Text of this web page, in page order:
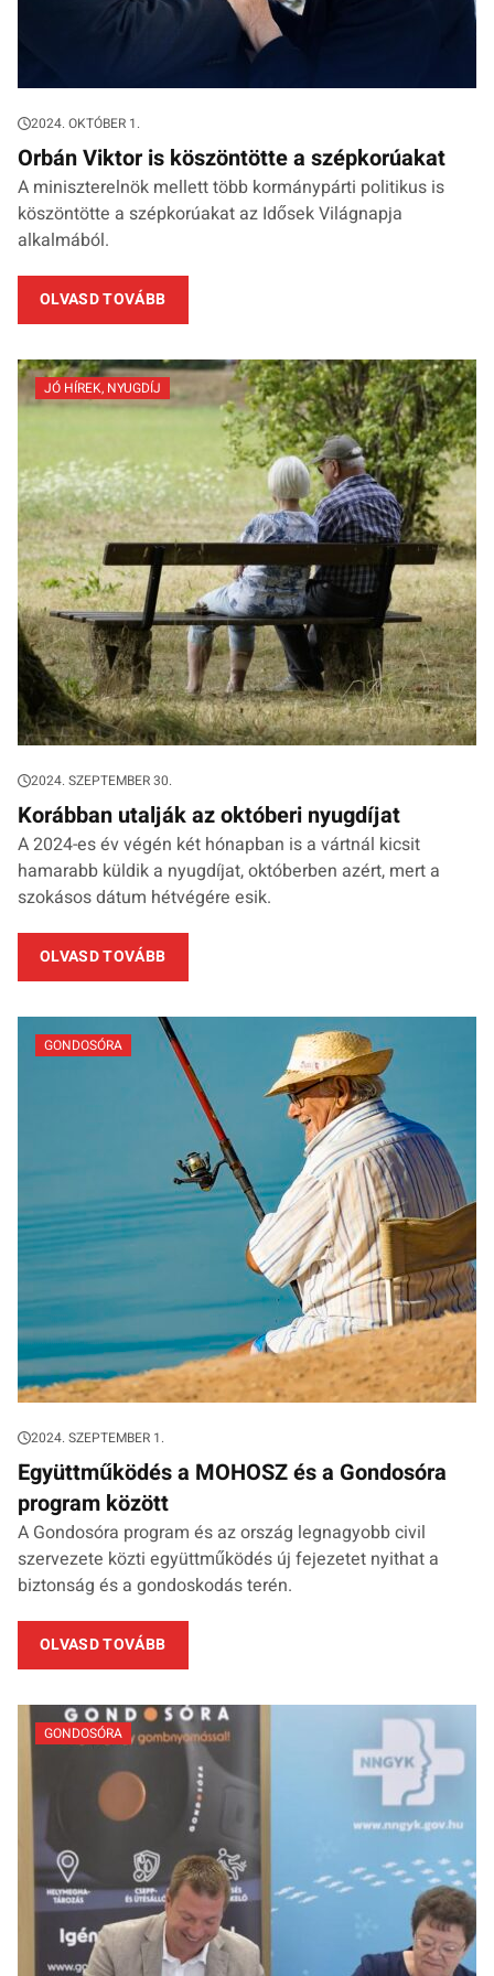
2024. OKTÓBER 1.
Orbán Viktor is köszöntötte a szépkorúakat
A miniszterelnök mellett több kormánypárti politikus is
köszöntötte a szépkorúakat az Idősek Világnapja
alkalmából.
OLVASD TOVÁBB
JÓ HÍREK, NYUGDÍJ
2024. SZEPTEMBER 30.
Korábban utalják az októberi nyugdíjat
A 2024-es év végén két hónapban is a vártnál kicsit
hamarabb küldik a nyugdíjat, októberben azért, mert a
szokásos dátum hétvégére esik.
OLVASD TOVÁBB
GONDOSÓRA
2024. SZEPTEMBER 1.
Együttműködés a MOHOSZ és a Gondosóra
program között
A Gondosóra program és az ország legnagyobb civil
szervezete közti együttműködés új fejezetet nyithat a
biztonság és a gondoskodás terén.
OLVASD TOVÁBB
GONDOSÓRA